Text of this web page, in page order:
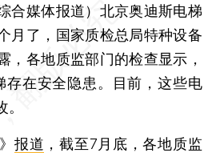
合媒体报道） 北京奥迪斯电梯
月了，国家质检总局特种设备
，各地质监部门的检查显示，
存在安全隐患。目前，这些电
报道 ，截至7月底，各地质监